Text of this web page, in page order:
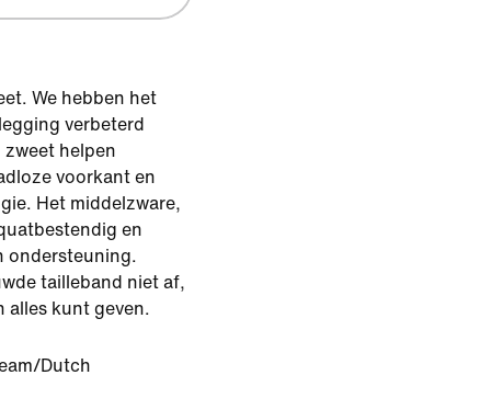
We hebben het
verbeterd
helpen
voorkant en
Het middelzware,
en
ondersteuning.
tailleband niet af,
alles kunt geven.
Dutch